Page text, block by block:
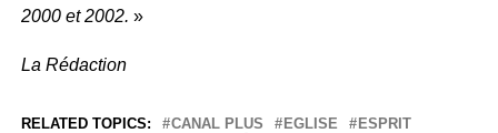
2000 et 2002. »
La Rédaction
RELATED TOPICS: CANAL PLUS EGLISE
ESPRIT